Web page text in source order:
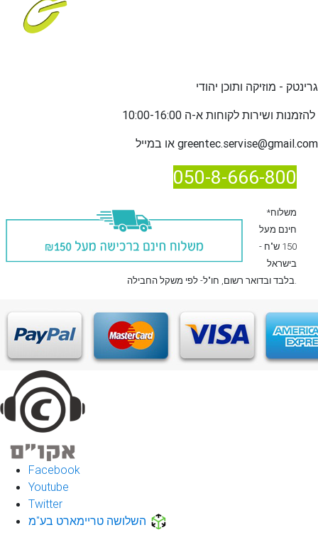
גרינטק - מוזיקה ותוכן יהודי
להזמנות ו
greentec.servise@gmail.com
050-8-666-800
*משלוח
חינם מעל
150 ש"ח -
בישראל
בלבדובדואר רשום , חו"ל- לפי משקל החבילה.
Facebook
Youtube
Twitter
השלושה טריימארט בע"מ